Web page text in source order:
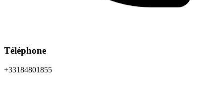
Téléphone
+33184801855